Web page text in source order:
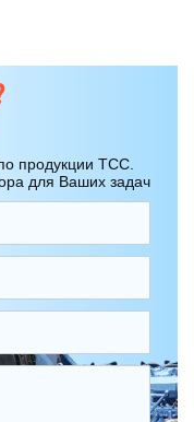
продукции ТСС.
для Ваших задач